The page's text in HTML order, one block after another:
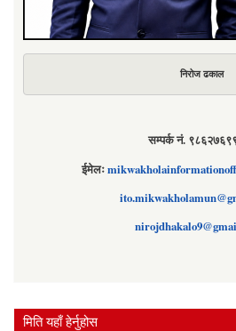
निरोज ढकाल
सम्पर्क नं.
ईमेलः
मिति यहाँ हेर्नुहोस